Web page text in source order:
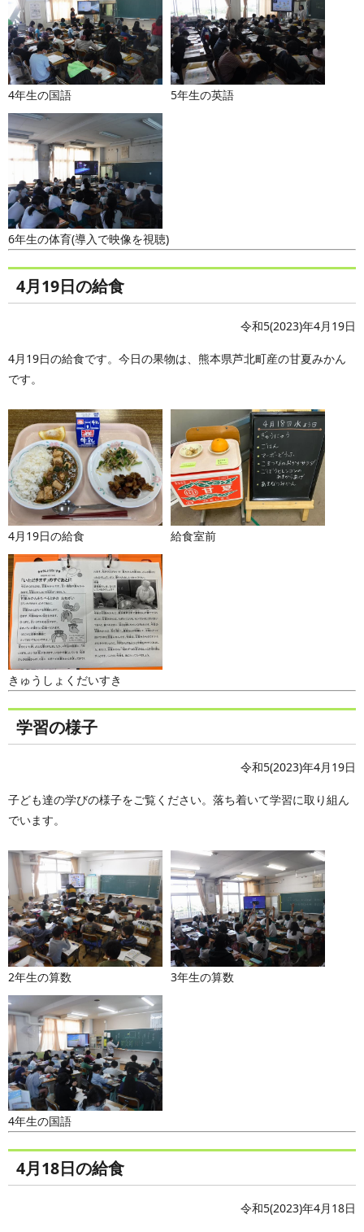
4年生の国語 5年生の英語
6年生の体育(導入で映像を視聴)
4月19日の給食
令和5(2023)年4月19日
4月19日の給食です。今日の果物は、熊本県芦北町産の甘夏みかん
です。
4月19日の給食 給食室前
きゅうしょくだいすき
学習の様子
令和5(2023)年4月19日
子ども達の学びの様子をご覧ください。落ち着いて学習に取り組ん
でいます。
2年生の算数 3年生の算数
4年生の国語
4月18日の給食
令和5(2023)年4月18日